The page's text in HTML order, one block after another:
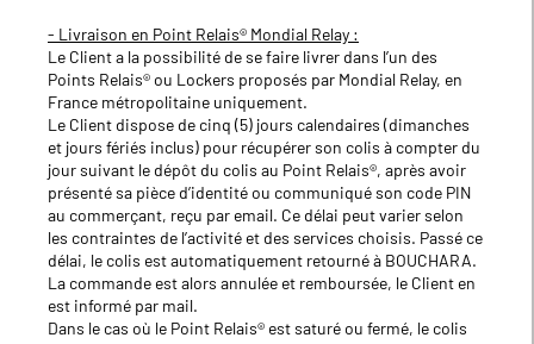
- Livraison en Point Relais® Mondial Relay :
Le Client a la possibilité de se faire livrer dans l’un des
Points Relais® ou Lockers proposés par Mondial Relay, en
France métropolitaine uniquement.
Le Client dispose de cinq (5) jours calendaires (dimanches
et jours fériés inclus) pour récupérer son colis à compter du
jour suivant le dépôt du colis au Point Relais®, après avoir
présenté sa pièce d’identité ou communiqué son code PIN
au commerçant, reçu par email. Ce délai peut varier selon
les contraintes de l’activité et des services choisis. Passé ce
délai, le colis est automatiquement retourné à BOUCHARA.
La commande est alors annulée et remboursée, le Client en
est informé par mail.
Dans le cas où le Point Relais® est saturé ou fermé, le colis